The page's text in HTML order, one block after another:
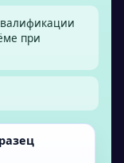
при